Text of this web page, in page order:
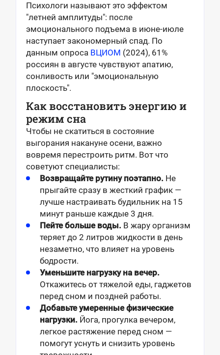
Психологи называют это эффектом
"летней амплитуды": после
эмоционального подъема в июне-июле
наступает закономерный спад. По
данным опроса ВЦИОМ (2024), 61%
россиян в августе чувствуют апатию,
сонливость или "эмоциональную
плоскость".
Как восстановить энергию и
режим сна
Чтобы не скатиться в состояние
выгорания накануне осени, важно
вовремя перестроить ритм. Вот что
советуют специалисты:
Возвращайте рутину поэтапно. Не
прыгайте сразу в жесткий график —
лучше настраивать будильник на 15
минут раньше каждые 3 дня.
Пейте больше воды. В жару организм
теряет до 2 литров жидкости в день
незаметно, что влияет на уровень
бодрости.
Уменьшите нагрузку на вечер.
Откажитесь от тяжелой еды, гаджетов
перед сном и поздней работы.
Добавьте умеренные физические
нагрузки. Йога, прогулка вечером,
легкое растяжение перед сном —
помогут уснуть и снизить уровень